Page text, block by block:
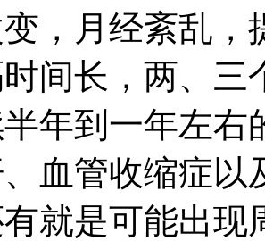
变，月经紊乱
间长，两、三
年到一年左右
血管收缩症以
就是可能出现